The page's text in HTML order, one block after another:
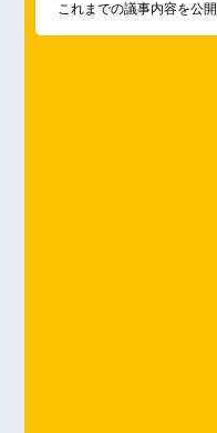
これまでの議事内容を公開